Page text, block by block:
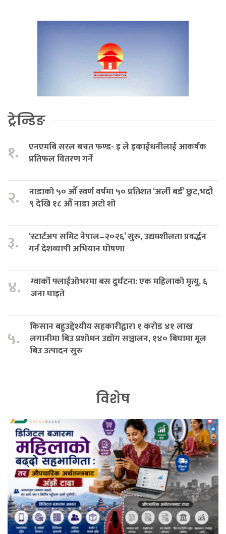
ट्रेन्डिङ
१.
एनएमबि सरल बचत फण्ड- इ ले इकाईधनीलाई आकर्षक
प्रतिफल वितरण गर्ने
२.
नाडाको ५० औँ स्वर्ण वर्षमा ५० प्रतिशत ‘अर्ली बर्ड’ छुट,भदौ
९ देखि १८ औँ नाडा अटो शो
३.
‘स्टार्टअप समिट नेपाल–२०२६’ सुरु, उद्यमशीलता प्रवर्द्धन
गर्न देशव्यापी अभियान घोषणा
४.
ग्वार्को फ्लाईओभरमा बस दुर्घटना: एक महिलाको मृत्यु, ६
जना घाइते
५.
किसान बहुउद्देश्यीय सहकारीद्वारा १ करोड ४१ लाख
लगानीमा बिउ प्रशोधन उद्योग सञ्चालन, १४० बिघामा मूल
बिउ उत्पादन सुरु
विशेष